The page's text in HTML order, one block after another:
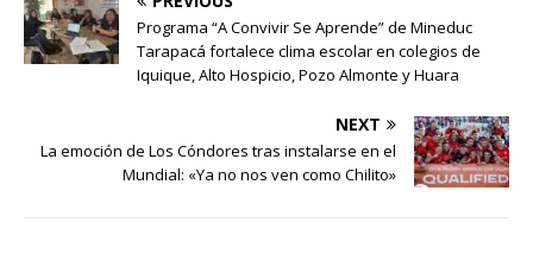
Programa “A Convivir Se Aprende” de Mineduc
Tarapacá fortalece clima escolar en colegios de
Iquique, Alto Hospicio, Pozo Almonte y Huara
NEXT
La emoción de Los Cóndores tras instalarse en el
Mundial: «Ya no nos ven como Chilito»